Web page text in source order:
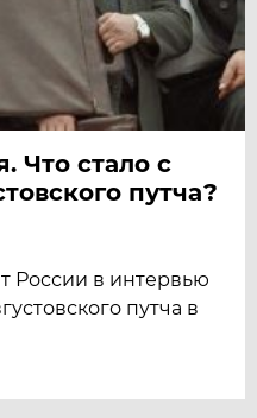
Что стало с
путча?
России в интервью
путча в